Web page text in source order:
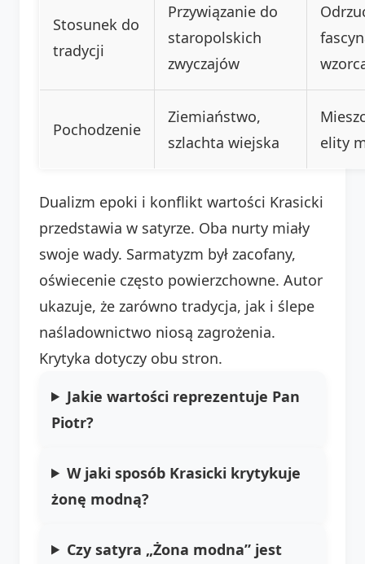
Stosunek do
tradycji
Przywiązanie do
staropolskich
zwyczajów
Pochodzenie
Ziemiaństwo,
szlachta wiejska
elity
Dualizm epoki i konflikt wartości Krasicki
przedstawia w satyrze. Oba nurty miały
swoje wady. Sarmatyzm był zacofany,
oświecenie często powierzchowne. Autor
ukazuje, że zarówno tradycja, jak i ślepe
naśladownictwo niosą zagrożenia.
Krytyka dotyczy obu stron.
Jakie wartości reprezentuje Pan
Piotr?
W jaki sposób Krasicki krytykuje
żonę modną?
Czy satyra „Żona modna” jest